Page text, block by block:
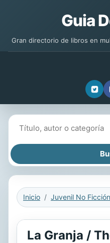
Guia
Gran directorio de libros en
Inicio Juvenil No Ficción
La Granja /